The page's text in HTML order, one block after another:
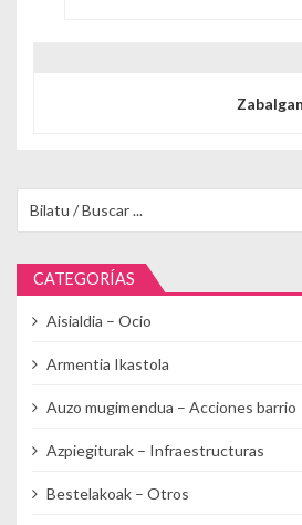
CATEGORÍAS
Aisialdia – Ocio
Armentia Ikastola
Auzo mugimendua – Acciones barrio
Azpiegiturak – Infraestructuras
Bestelakoak – Otros